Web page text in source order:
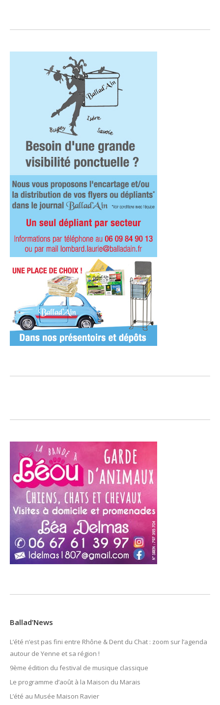
Ballad’News
L’été n’est pas fini entre Rhône & Dent du Chat : zoom sur l’agenda
autour de Yenne et sa région !
9ème édition du festival de musique classique
Le programme d’août à la Maison du Marais
L’été au Musée Maison Ravier